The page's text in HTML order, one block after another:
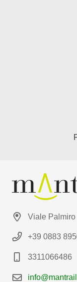
Viale Palmiro
+39 0883
3311066486